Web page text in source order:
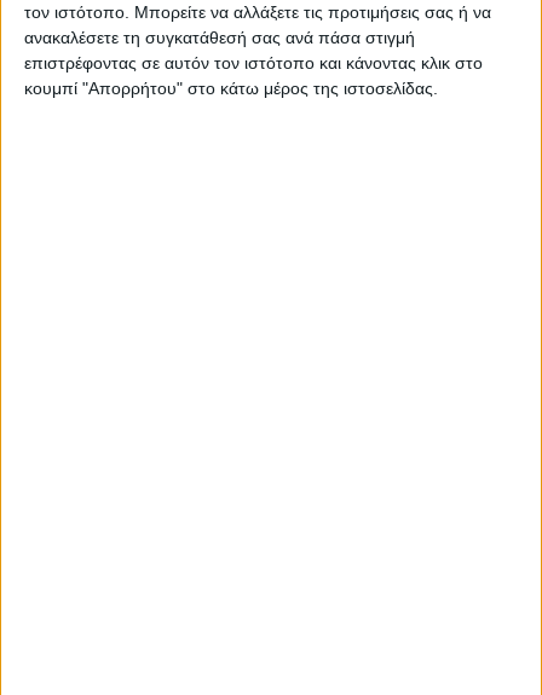
τον ιστότοπο. Μπορείτε να αλλάξετε τις προτιμήσεις σας ή να
ανακαλέσετε τη συγκατάθεσή σας ανά πάσα στιγμή
επιστρέφοντας σε αυτόν τον ιστότοπο και κάνοντας κλικ στο
κουμπί "Απορρήτου" στο κάτω μέρος της ιστοσελίδας.